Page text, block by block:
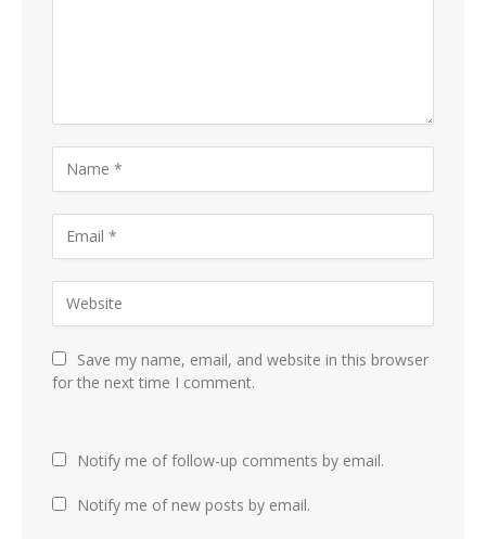
Save my name, email, and website in this browser
for the next time I comment.
Notify me of follow-up comments by email.
Notify me of new posts by email.